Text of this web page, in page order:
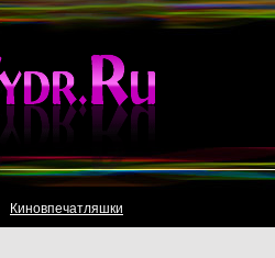
Киновпечатляшки